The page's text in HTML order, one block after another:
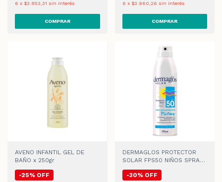
6 x $3.853,31 sin interés 6 x $3.960,26 sin interés
AVENO INFANTIL GEL DE
BAÑO x 250gr
-25% OFF
DERMAGLOS PROTECTOR
SOLAR FPS50 NIÑOS SPRAY
-30% OFF